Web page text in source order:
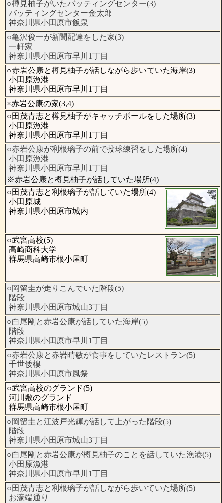
○樽見柚子がいたバッティングセンター(3)
バッティングセンター金太郎
神奈川県小田原市飯泉
○亀沢俊一が新聞配達をした家(3)
一軒家
神奈川県小田原市早川1丁目
○赤岩公康と樽見柚子が話しながら歩いていた海岸(3)
小田原漁港
神奈川県小田原市早川1丁目
×赤岩公康の家(3,4)
○田茂青志と樽見柚子がキャッチボールをした場所(3)
小田原漁港
神奈川県小田原市早川1丁目
○赤岩公康が利根璃子の前で投球練習をした場所(4)
小田原漁港
神奈川県小田原市早川1丁目
※赤岩公康と樽見柚子が話していた場所(4)
○田茂青志と利根璃子が話していた場所(4)
小田原城
神奈川県小田原市城内
○武宮高校(5)
高崎商科大学
群馬県高崎市根小屋町
○岡留圭が走りこんでいた階段(5)
階段
神奈川県小田原市城山3丁目
○白尾剛と赤岩公康が話していた海岸(5)
階段
神奈川県小田原市早川1丁目
○赤岩公康と赤岩晴敏が食事をしていたレストラン(5)
千世倭樓
神奈川県小田原市風祭
○武宮高校のグランド(5)
河川敷のグランド
群馬県高崎市根小屋町
○岡留圭と江波戸光輝が話して上がった階段(5)
階段
神奈川県小田原市城山3丁目
○白尾剛と赤岩公康が樽見柚子のことを話していた漁港(5)
小田原漁港
神奈川県小田原市早川1丁目
○田茂青志と利根璃子が話しながら歩いていた場所(5)
お濠端通り